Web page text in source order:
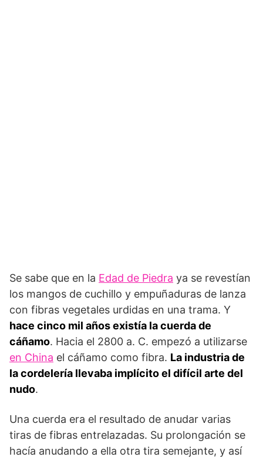
Se sabe que en la Edad de Piedra ya se revestían
los mangos de cuchillo y empuñaduras de lanza
con fibras vegetales urdidas en una trama. Y
hace cinco mil años existía la cuerda de
cáñamo. Hacia el 2800 a. C. empezó a utilizarse
en China el cáñamo como fibra. La industria de
la cordelería llevaba implícito el difícil arte del
nudo.
Una cuerda era el resultado de anudar varias
tiras de fibras entrelazadas. Su prolongación se
hacía anudando a ella otra tira semejante, y así